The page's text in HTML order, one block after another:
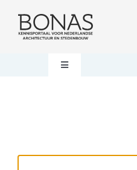
naar
BerichtenToggle